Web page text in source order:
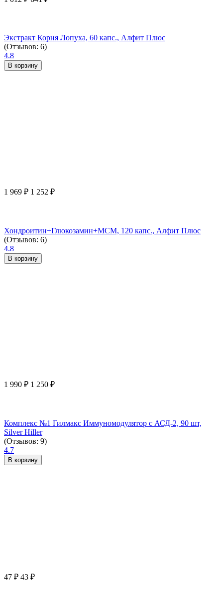
Экстракт Корня Лопуха, 60 капс., Алфит Плюс
(Отзывов: 6)
4.8
В корзину
1 969 ₽ 1 252 ₽
Хондроитин+Глюкозамин+МСМ, 120 капс., Алфит Плюс
(Отзывов: 6)
4.8
В корзину
1 990 ₽ 1 250 ₽
Комплекс №1 Гилмакс Иммуномодулятор с АСД-2, 90 шт,
Silver Hiller
(Отзывов: 9)
4.7
В корзину
47 ₽ 43 ₽